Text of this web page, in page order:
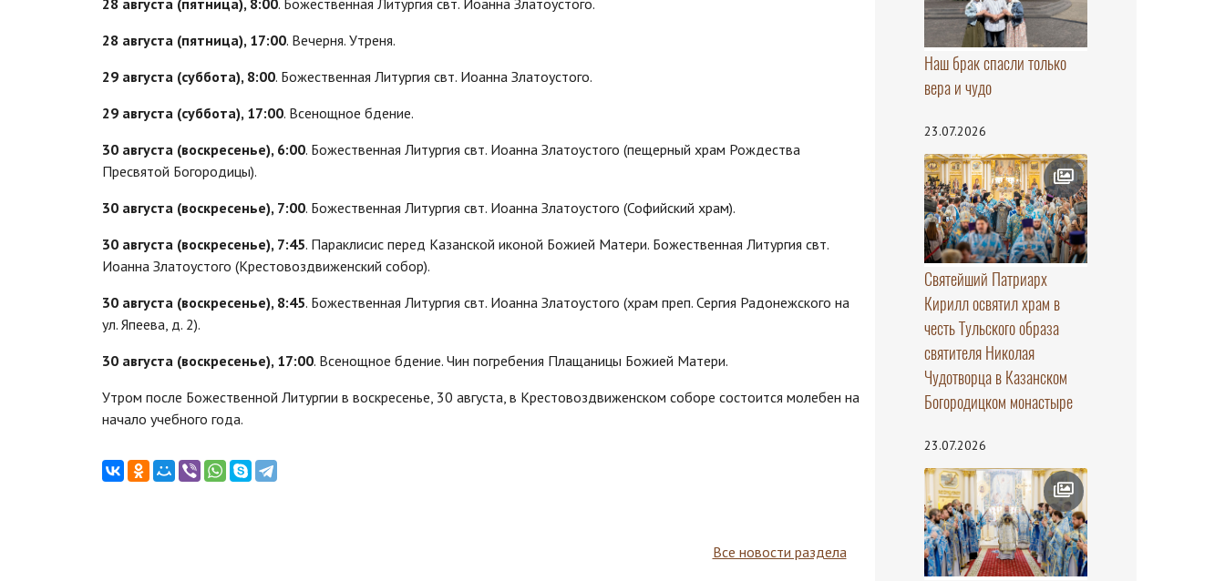
28 августа (пятница), 8:00. Божественная Литургия свт. Иоанна Златоустого.
28 августа (пятница), 17:00. Вечерня. Утреня.
29 августа (суббота), 8:00. Божественная Литургия свт. Иоанна Златоустого.
29 августа (суббота), 17:00. Всенощное бдение.
30 августа (воскресенье), 6:00. Божественная Литургия свт. Иоанна Златоустого (пещерный храм Рождества
Пресвятой Богородицы).
30 августа (воскресенье), 7:00. Божественная Литургия свт. Иоанна Златоустого (Софийский храм).
30 августа (воскресенье), 7:45. Параклисис перед Казанской иконой Божией Матери. Божественная Литургия свт.
Иоанна Златоустого (Крестовоздвиженский собор).
30 августа (воскресенье), 8:45. Божественная Литургия свт. Иоанна Златоустого (храм преп. Сергия Радонежского на
ул. Япеева, д. 2).
30 августа (воскресенье), 17:00. Всенощное бдение. Чин погребения Плащаницы Божией Матери.
Утром после Божественной Литургии в воскресенье, 30 августа, в Крестовоздвиженском соборе состоится молебен на
начало учебного года.
Все новости раздела
Наш брак спасли только
вера и чудо
23.07.2026
Святейший Патриарх
Кирилл освятил храм в
честь Тульского образа
святителя Николая
Чудотворца в Казанском
Богородицком монастыре
23.07.2026